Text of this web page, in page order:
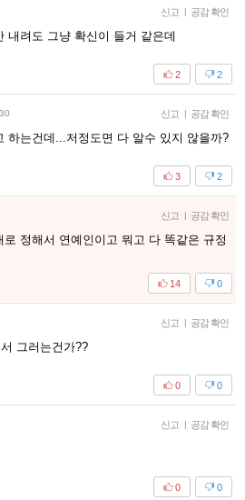
신고 | 공감 확인
내려도 그냥 확신이 들거 같은데
2
2
신고 | 공감 확인
하는건데...저정도면 다 알수 있지 않을까?
2
3
신고 | 공감 확인
정해서 연예인이고 뭐고 다 똑같은 규정
0
14
신고 | 공감 확인
그러는건가??
0
0
신고 | 공감 확인
0
0